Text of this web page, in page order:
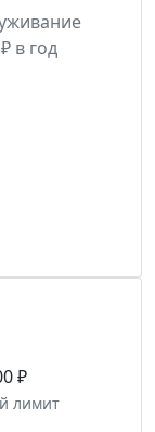
в год
₽
лимит